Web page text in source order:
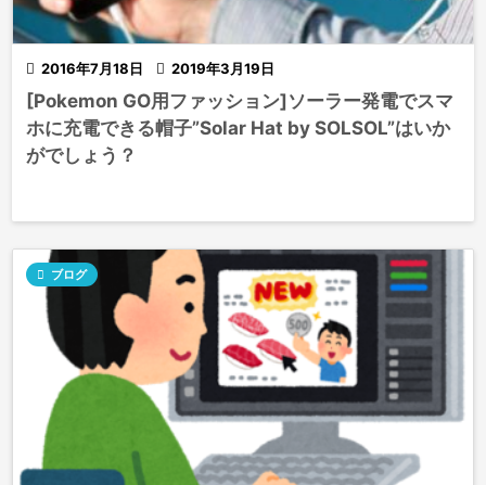
 2016年7月18日  2019年3月19日
[Pokemon GO用ファッション]ソーラー発電でスマ
ホに充電できる帽子”Solar Hat by SOLSOL”はいか
がでしょう？
 ブログ